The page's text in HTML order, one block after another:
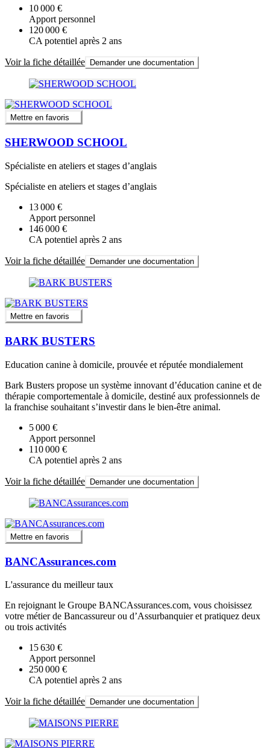
10 000 €
Apport personnel
120 000 €
CA potentiel après 2 ans
Voir la fiche détaillée Demander une documentation
Mettre en favoris
SHERWOOD SCHOOL
Spécialiste en ateliers et stages d’anglais
Spécialiste en ateliers et stages d’anglais
13 000 €
Apport personnel
146 000 €
CA potentiel après 2 ans
Voir la fiche détaillée Demander une documentation
Mettre en favoris
BARK BUSTERS
Education canine à domicile, prouvée et réputée mondialement
Bark Busters propose un système innovant d’éducation canine et de
thérapie comportementale à domicile, destiné aux professionnels de
la franchise souhaitant s’investir dans le bien-être animal.
5 000 €
Apport personnel
110 000 €
CA potentiel après 2 ans
Voir la fiche détaillée Demander une documentation
Mettre en favoris
BANCAssurances.com
L'assurance du meilleur taux
En rejoignant le Groupe BANCAssurances.com, vous choisissez
votre métier de Bancassureur ou d’Assurbanquier et pratiquez deux
ou trois activités
15 630 €
Apport personnel
250 000 €
CA potentiel après 2 ans
Voir la fiche détaillée Demander une documentation